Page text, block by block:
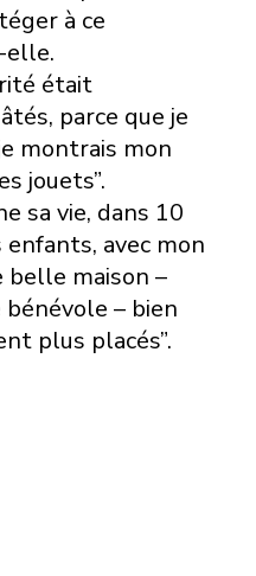
à ce
elle.
était
parce que je
montrais mon
jouets”.
sa vie, dans 10
enfants, avec mon
belle maison –
– bien
plus placés”.